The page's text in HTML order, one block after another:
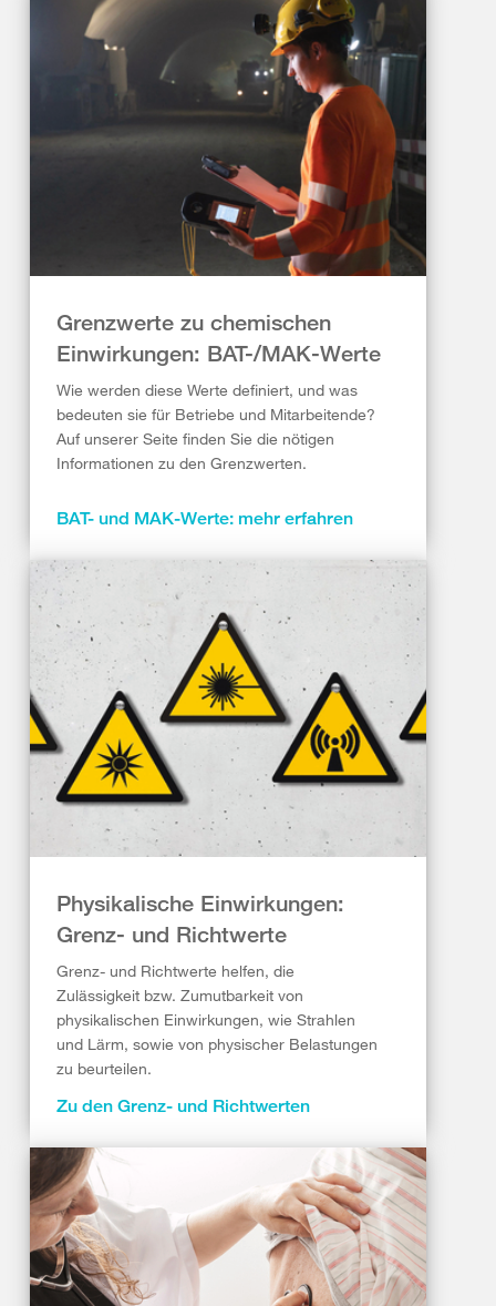
Grenzwerte zu chemischen
Einwirkungen: BAT-/MAK-Werte
Wie werden diese Werte definiert, und was
bedeuten sie für Betriebe und Mitarbeitende?
Auf unserer Seite finden Sie die nötigen
Informationen zu den Grenzwerten.
BAT- und MAK-Werte: mehr erfahren
Physikalische Einwirkungen:
Grenz- und Richtwerte
Grenz- und Richtwerte helfen, die
Zulässigkeit bzw. Zumutbarkeit von
physikalischen Einwirkungen, wie Strahlen
und Lärm, sowie von physischer Belastungen
zu beurteilen.
Zu den Grenz- und Richtwerten